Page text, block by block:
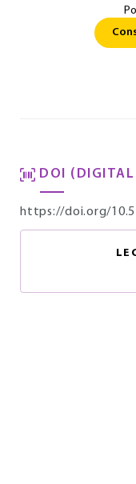
DOI (DIGITAL
https://doi.org/